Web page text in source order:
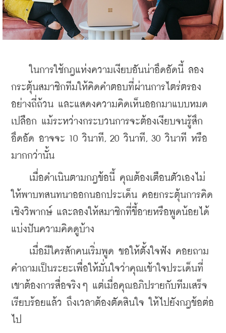
ในการใช้กฎแห่งความเงียบอันน่าอึดอัดนี้ ลอง
กระตุ้นสมาชิกทีมให้คิดคำตอบที่ผ่านการไตร่ตรอง
อย่างถี่ถ้วน และแสดงความคิดเห็นออกมาแบบหมด
เปลือก แม้ระหว่างกระบวนการจะต้องเงียบจนรู้สึก
อึดอัด อาจจะ 10 วินาที, 20 วินาที, 30 วินาที หรือ
มากกว่านั้น
เมื่อดำเนินตามกฎข้อนี้ คุณต้องเตือนตัวเองไม่
ให้พาบทสนทนาออกนอกประเด็น คอยกระตุ้นการคิด
เชิงวิพากษ์ และลองให้สมาชิกที่ขี้อายหรือพูดน้อยได้
แบ่งปันความคิดดูบ้าง
เมื่อมีใครสักคนเริ่มพูด ขอให้ตั้งใจฟัง คอยถาม
คำถามเป็นระยะเพื่อให้มั่นใจว่าคุณเข้าใจประเด็นที่
เขาต้องการสื่อจริงๆ แต่เมื่อคุณอภิปรายกับทีมเสร็จ
เรียบร้อยแล้ว ถึงเวลาต้องตัดสินใจ ให้ไปยังกฎข้อต่อ
ไป